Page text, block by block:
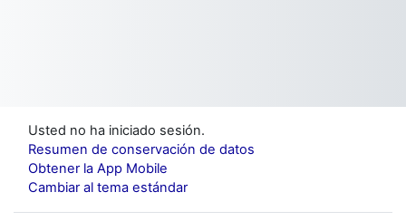
Usted no ha iniciado sesión.
Resumen de conservación de datos
Obtener la App Mobile
Cambiar al tema estándar